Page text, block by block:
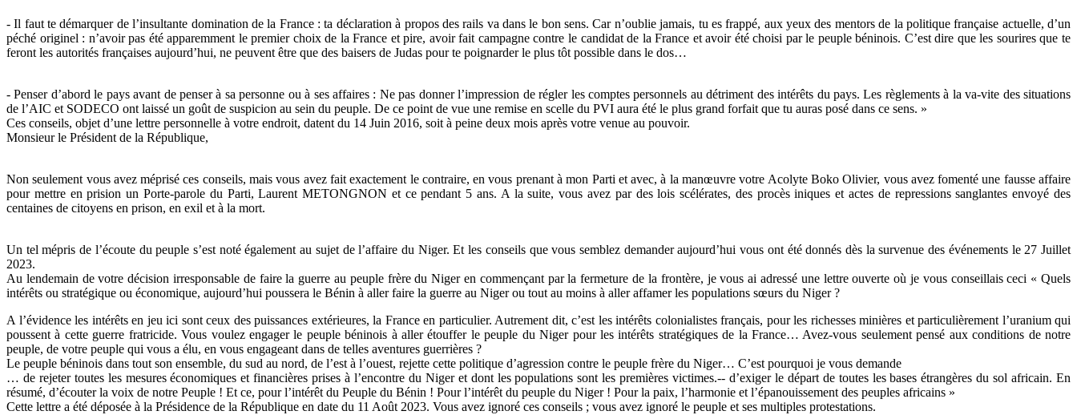
- Il faut te démarquer de l’insultante domination de la France : ta déclaration à propos des rails va dans le bon sens. Car n’oublie jamais, tu es frappé, aux yeux des mentors de la politique française actuelle, d’un
péché originel : n’avoir pas été apparemment le premier choix de la France et pire, avoir fait campagne contre le candidat de la France et avoir été choisi par le peuple béninois. C’est dire que les sourires que te
feront les autorités françaises aujourd’hui, ne peuvent être que des baisers de Judas pour te poignarder le plus tôt possible dans le dos…
- Penser d’abord le pays avant de penser à sa personne ou à ses affaires : Ne pas donner l’impression de régler les comptes personnels au détriment des intérêts du pays. Les règlements à la va-vite des situations
de l’AIC et SODECO ont laissé un goût de suspicion au sein du peuple. De ce point de vue une remise en scelle du PVI aura été le plus grand forfait que tu auras posé dans ce sens. »
Ces conseils, objet d’une lettre personnelle à votre endroit, datent du 14 Juin 2016, soit à peine deux mois après votre venue au pouvoir.
Monsieur le Président de la République,
Non seulement vous avez méprisé ces conseils, mais vous avez fait exactement le contraire, en vous prenant à mon Parti et avec, à la manœuvre votre Acolyte Boko Olivier, vous avez fomenté une fausse affaire
pour mettre en prision un Porte-parole du Parti, Laurent METONGNON et ce pendant 5 ans. A la suite, vous avez par des lois scélérates, des procès iniques et actes de repressions sanglantes envoyé des
centaines de citoyens en prison, en exil et à la mort.
Un tel mépris de l’écoute du peuple s’est noté également au sujet de l’affaire du Niger. Et les conseils que vous semblez demander aujourd’hui vous ont été donnés dès la survenue des événements le 27 Juillet
2023.
Au lendemain de votre décision irresponsable de faire la guerre au peuple frère du Niger en commençant par la fermeture de la frontère, je vous ai adressé une lettre ouverte où je vous conseillais ceci « Quels
intérêts ou stratégique ou économique, aujourd’hui poussera le Bénin à aller faire la guerre au Niger ou tout au moins à aller affamer les populations sœurs du Niger ?
A l’évidence les intérêts en jeu ici sont ceux des puissances extérieures, la France en particulier. Autrement dit, c’est les intérêts colonialistes français, pour les richesses minières et particulièrement l’uranium qui
poussent à cette guerre fratricide. Vous voulez engager le peuple béninois à aller étouffer le peuple du Niger pour les intérêts stratégiques de la France… Avez-vous seulement pensé aux conditions de notre
peuple, de votre peuple qui vous a élu, en vous engageant dans de telles aventures guerrières ?
Le peuple béninois dans tout son ensemble, du sud au nord, de l’est à l’ouest, rejette cette politique d’agression contre le peuple frère du Niger… C’est pourquoi je vous demande
… de rejeter toutes les mesures économiques et financières prises à l’encontre du Niger et dont les populations sont les premières victimes.-- d’exiger le départ de toutes les bases étrangères du sol africain. En
résumé, d’écouter la voix de notre Peuple ! Et ce, pour l’intérêt du Peuple du Bénin ! Pour l’intérêt du peuple du Niger ! Pour la paix, l’harmonie et l’épanouissement des peuples africains »
Cette lettre a été déposée à la Présidence de la République en date du 11 Août 2023. Vous avez ignoré ces conseils ; vous avez ignoré le peuple et ses multiples protestations.